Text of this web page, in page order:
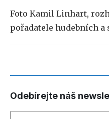
Foto Kamil Linhart,
pořadatele hudebních
Odebírejte náš